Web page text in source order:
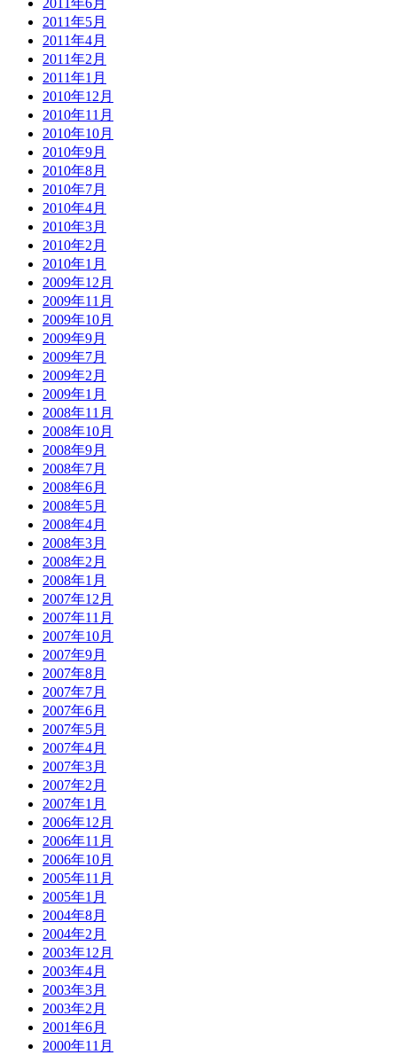
2011年5月
2011年4月
2011年2月
2011年1月
2010年12月
2010年11月
2010年10月
2010年9月
2010年8月
2010年7月
2010年4月
2010年3月
2010年2月
2010年1月
2009年12月
2009年11月
2009年10月
2009年9月
2009年7月
2009年2月
2009年1月
2008年11月
2008年10月
2008年9月
2008年7月
2008年6月
2008年5月
2008年4月
2008年3月
2008年2月
2008年1月
2007年12月
2007年11月
2007年10月
2007年9月
2007年8月
2007年7月
2007年6月
2007年5月
2007年4月
2007年3月
2007年2月
2007年1月
2006年12月
2006年11月
2006年10月
2005年11月
2005年1月
2004年8月
2004年2月
2003年12月
2003年4月
2003年3月
2003年2月
2001年6月
2000年11月